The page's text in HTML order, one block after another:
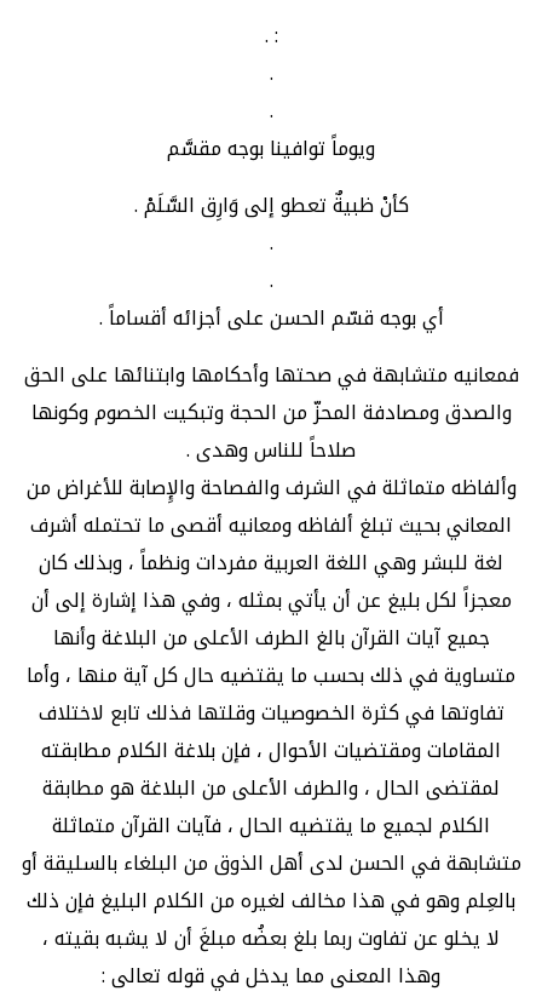
: .
.
.
ويوماً توافينا بوجه مقسَّم
كأنْ ظبيةٌ تعطو إلى وَارِق السَّلَمْ .
.
.
أي بوجه قسّم الحسن على أجزائه أقساماً .
فمعانيه متشابهة في صحتها وأحكامها وابتنائها على الحق
والصدق ومصادفة المحزّ من الحجة وتبكيت الخصوم وكونها
صلاحاً للناس وهدى .
وألفاظه متماثلة في الشرف والفصاحة والإِصابة للأغراض من
المعاني بحيث تبلغ ألفاظه ومعانيه أقصى ما تحتمله أشرف
لغة للبشر وهي اللغة العربية مفردات ونظماً ، وبذلك كان
معجزاً لكل بليغ عن أن يأتي بمثله ، وفي هذا إشارة إلى أن
جميع آيات القرآن بالغ الطرف الأعلى من البلاغة وأنها
متساوية في ذلك بحسب ما يقتضيه حال كل آية منها ، وأما
تفاوتها في كثرة الخصوصيات وقلتها فذلك تابع لاختلاف
المقامات ومقتضيات الأحوال ، فإن بلاغة الكلام مطابقته
لمقتضى الحال ، والطرف الأعلى من البلاغة هو مطابقة
الكلام لجميع ما يقتضيه الحال ، فآيات القرآن متماثلة
متشابهة في الحسن لدى أهل الذوق من البلغاء بالسليقة أو
بالعِلم وهو في هذا مخالف لغيره من الكلام البليغ فإن ذلك
لا يخلو عن تفاوت ربما بلغ بعضُه مبلغَ أن لا يشبه بقيته ،
وهذا المعنى مما يدخل في قوله تعالى :